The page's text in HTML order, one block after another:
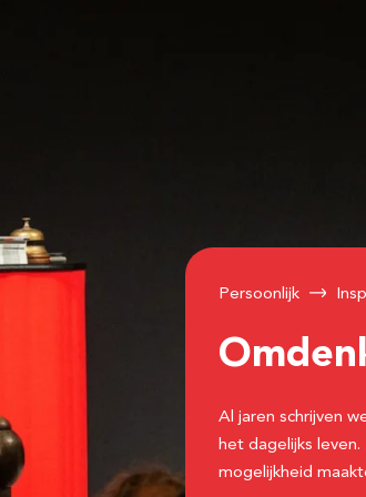
Persoonlijk
Al jaren schrijven
het dagelijks
mogelijkheid